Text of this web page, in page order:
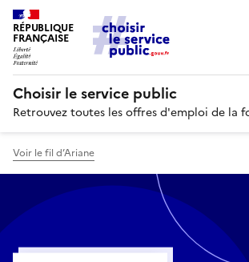
RÉPUBLIQUE
FRANÇAISE
Choisir le service public
Retrouvez toutes les offres d'emploi de la
Voir le fil d’Ariane